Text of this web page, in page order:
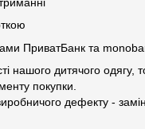
ПриватБанк та
нашого дитячого одягу,
покупки.
дефекту -